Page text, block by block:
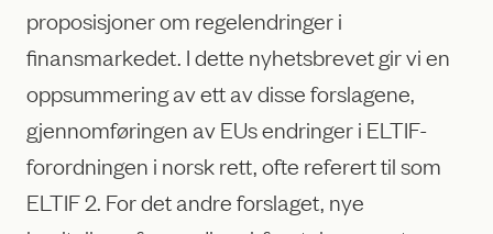
proposisjoner om regelendringer i
finansmarkedet. I dette nyhetsbrevet gir vi en
oppsummering av ett av disse forslagene,
gjennomføringen av EUs endringer i ELTIF-
forordningen i norsk rett, ofte referert til som
ELTIF 2. For det andre forslaget, nye